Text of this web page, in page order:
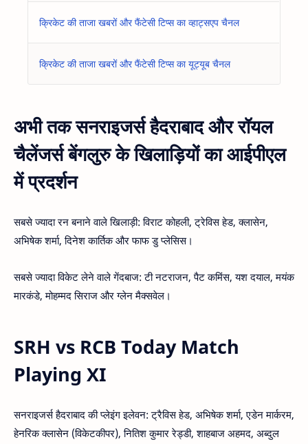
क्रिकेट की ताजा खबरों और फैंटेसी टिप्स का व्हाट्सएप चैनल
क्रिकेट की ताजा खबरों और फैंटेसी टिप्स का यूट्यूब चैनल
अभी तक सनराइजर्स हैदराबाद और रॉयल
चैलेंजर्स बेंगलुरु के खिलाड़ियों का आईपीएल
में प्रदर्शन
सबसे ज्यादा रन बनाने वाले खिलाड़ी: विराट कोहली, ट्रेविस हेड, क्लासेन,
अभिषेक शर्मा, दिनेश कार्तिक और फाफ डु प्लेसिस।
सबसे ज्यादा विकेट लेने वाले गेंदबाज: टी नटराजन, पैट कमिंस, यश दयाल, मयंक
मारकंडे, मोहम्मद सिराज और ग्लेन मैक्सवेल।
SRH vs RCB Today Match
Playing XI
सनराइजर्स हैदराबाद की प्लेइंग इलेवन: ट्रैविस हेड, अभिषेक शर्मा, एडेन मार्करम,
हेनरिक क्लासेन (विकेटकीपर), नितिश कुमार रेड्डी, शाहबाज अहमद, अब्दुल